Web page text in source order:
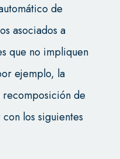
de
asociados a
que no impliquen
ejemplo, la
de
los siguientes